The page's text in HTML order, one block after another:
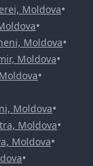
Moldova•
•
Moldova•
Moldova•
•
Moldova•
Moldova•
Moldova•
•